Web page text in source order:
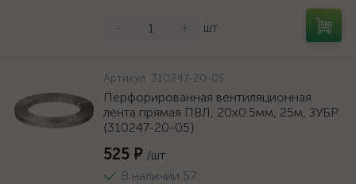
- + шт
Артикул: 310247-20-05
Перфорированная вентиляционная
лента прямая ПВЛ, 20х0.5мм, 25м, ЗУБР
{310247-20-05}
525 ₽ /шт
В наличии 57